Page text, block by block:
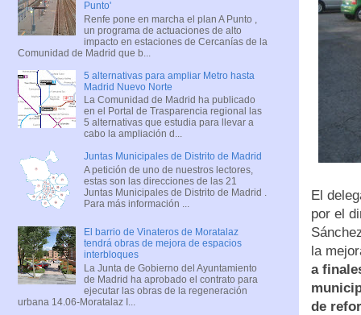
El
por el
la
a
de
Punto'
Renfe pone en marcha el plan A Punto ,
un programa de actuaciones de alto
impacto en estaciones de Cercanías de la
Comunidad de Madrid que b...
5 alternativas para ampliar Metro hasta
Madrid Nuevo Norte
La Comunidad de Madrid ha publicado
en el Portal de Trasparencia regional las
5 alternativas que estudia para llevar a
cabo la ampliación d...
Juntas Municipales de Distrito de Madrid
A petición de uno de nuestros lectores,
estas son las direcciones de las 21
Juntas Municipales de Distrito de Madrid .
Para más información ...
El barrio de Vinateros de Moratalaz
tendrá obras de mejora de espacios
interbloques
La Junta de Gobierno del Ayuntamiento
de Madrid ha aprobado el contrato para
ejecutar las obras de la regeneración
urbana 14.06-Moratalaz I...